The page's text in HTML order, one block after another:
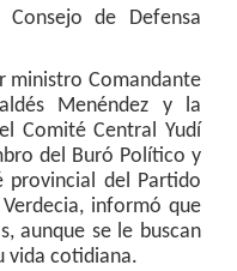
de Defensa
ministro Comandante
Menéndez y la
Comité Central Yudí
del Buró Político y
provincial del Partido
informó que
aunque se le buscan
vida cotidiana.